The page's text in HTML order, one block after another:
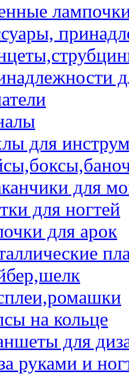
для
для
для ногтей
для арок
на кольце
для
руками и